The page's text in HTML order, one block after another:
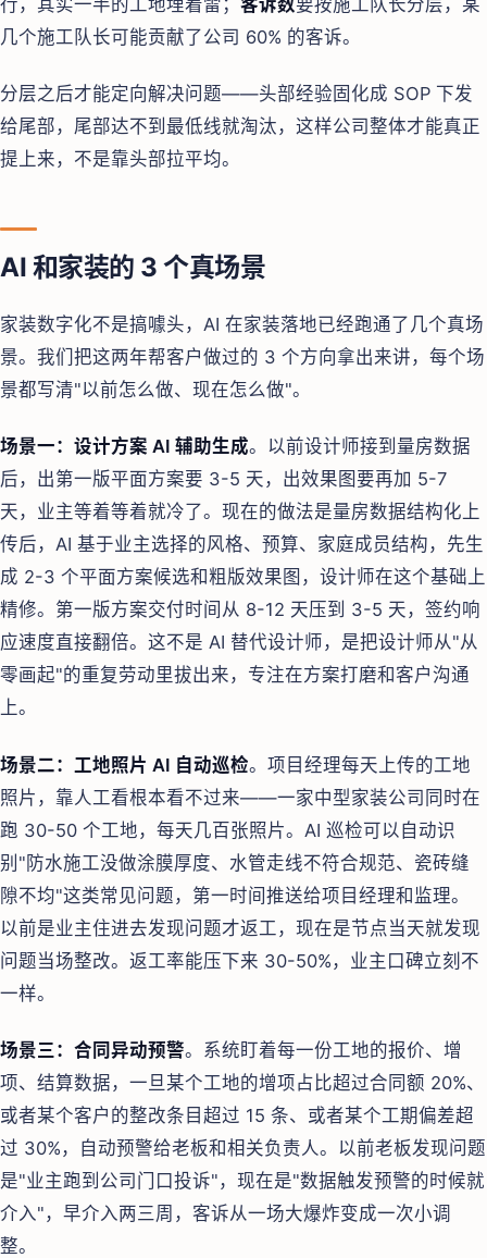
几个施工队长可能贡献了公司 60% 的客诉。
分层之后才能定向解决问题——头部经验固化成 SOP 下发
给尾部，尾部达不到最低线就淘汰，这样公司整体才能真正
提上来，不是靠头部拉平均。
AI 和家装的 3 个真场景
家装数字化不是搞噱头，AI 在家装落地已经跑通了几个真场
景。我们把这两年帮客户做过的 3 个方向拿出来讲，每个场
景都写清"以前怎么做、现在怎么做"。
场景一：设计方案 AI 辅助生成。以前设计师接到量房数据
后，出第一版平面方案要 3-5 天，出效果图要再加 5-7
天，业主等着等着就冷了。现在的做法是量房数据结构化上
传后，AI 基于业主选择的风格、预算、家庭成员结构，先生
成 2-3 个平面方案候选和粗版效果图，设计师在这个基础上
精修。第一版方案交付时间从 8-12 天压到 3-5 天，签约响
应速度直接翻倍。这不是 AI 替代设计师，是把设计师从"从
零画起"的重复劳动里拔出来，专注在方案打磨和客户沟通
上。
场景二：工地照片 AI 自动巡检。项目经理每天上传的工地
照片，靠人工看根本看不过来——一家中型家装公司同时在
跑 30-50 个工地，每天几百张照片。AI 巡检可以自动识
别"防水施工没做涂膜厚度、水管走线不符合规范、瓷砖缝
隙不均"这类常见问题，第一时间推送给项目经理和监理。
以前是业主住进去发现问题才返工，现在是节点当天就发现
问题当场整改。返工率能压下来 30-50%，业主口碑立刻不
一样。
场景三：合同异动预警。系统盯着每一份工地的报价、增
项、结算数据，一旦某个工地的增项占比超过合同额 20%、
或者某个客户的整改条目超过 15 条、或者某个工期偏差超
过 30%，自动预警给老板和相关负责人。以前老板发现问题
是"业主跑到公司门口投诉"，现在是"数据触发预警的时候就
介入"，早介入两三周，客诉从一场大爆炸变成一次小调
整。